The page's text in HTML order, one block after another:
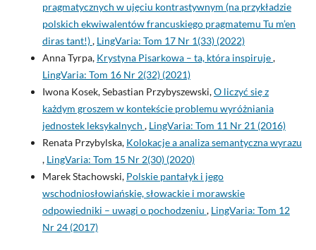
pragmatycznych w ujęciu kontrastywnym (na przykładzie
polskich ekwiwalentów francuskiego pragmatemu Tu m’en
diras tant!), LingVaria: Tom 17 Nr 1(33) (2022)
Anna Tyrpa, Krystyna Pisarkowa – ta, która inspiruje,
LingVaria: Tom 16 Nr 2(32) (2021)
Iwona Kosek, Sebastian Przybyszewski,O liczyć się z
każdym groszem w kontekście problemu wyróżniania
jednostek leksykalnych , LingVaria: Tom 11 Nr 21 (2016)
Renata Przybylska, Kolokacje a analiza semantyczna wyrazu
, LingVaria: Tom 15 Nr 2(30) (2020)
Marek Stachowski, Polskie pantałyk i jego
wschodniosłowiańskie, słowackie i morawskie
odpowiedniki – uwagi o pochodzeniu , LingVaria: Tom 12
Nr 24 (2017)